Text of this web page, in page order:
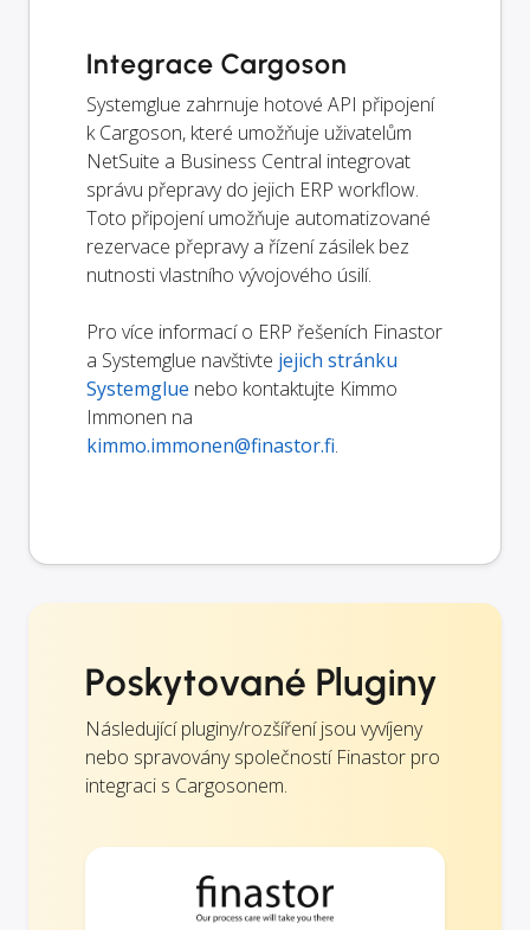
Integrace Cargoson
Systemglue zahrnuje hotové API připojení
k Cargoson, které umožňuje uživatelům
NetSuite a Business Central integrovat
správu přepravy do jejich ERP workflow.
Toto připojení umožňuje automatizované
rezervace přepravy a řízení zásilek bez
nutnosti vlastního vývojového úsilí.
Pro více informací o ERP řešeních Finastor
a Systemglue navštivte jejich stránku
Systemglue nebo kontaktujte Kimmo
Immonen na
kimmo.immonen@finastor.fi.
Poskytované Pluginy
Následující pluginy/rozšíření jsou vyvíjeny
nebo spravovány společností Finastor pro
integraci s Cargosonem.